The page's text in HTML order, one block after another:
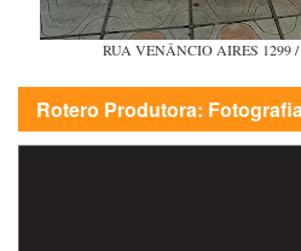
RUA VENÂNCIO AIRES 1299 /
Rotero Produtora: